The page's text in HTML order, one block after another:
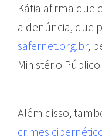
Kátia afirma que
a denúncia, que
safernet.org.br,
Ministério
Além disso,
crimes